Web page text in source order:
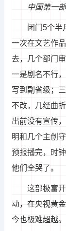
中国第一
闭门5个半
一次在文艺作
去，几个部门
一是剧名不行
写到副省级；
不改，几经曲
出前没有宣传
明和几个主创
预报播完，时
他们全哭了。
这部极富
动，在央视黄
今也极难超越